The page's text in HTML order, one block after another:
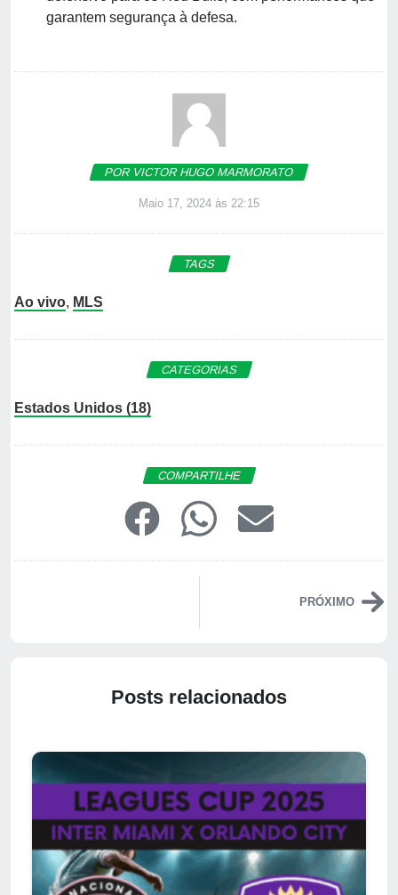
garantem segurança à defesa.
POR VICTOR HUGO MARMORATO
Maio 17, 2024 às 22:15
TAGS
Ao vivo, MLS
CATEGORIAS
Estados Unidos (18)
COMPARTILHE
PRÓXIMO
Posts relacionados